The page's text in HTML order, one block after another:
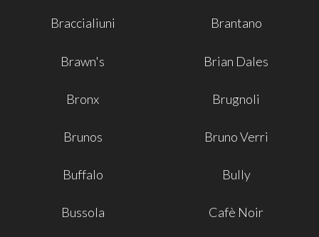
Braccialiuni Brantano
Brawn's Brian Dales
Bronx Brugnoli
Brunos Bruno Verri
Buffalo Bully
Bussola Cafè Noir